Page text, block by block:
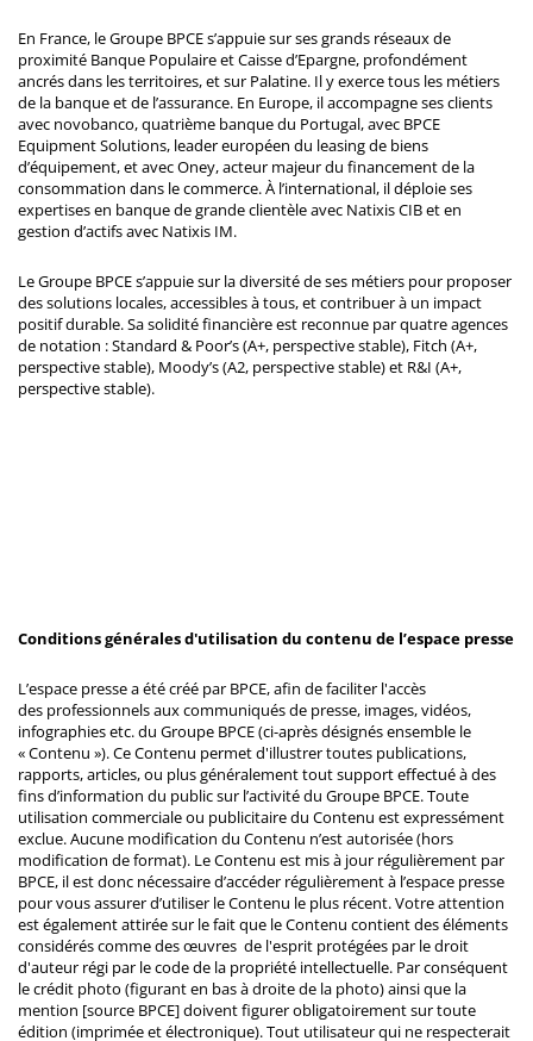
En France, le Groupe BPCE s’appuie sur ses grands réseaux de
proximité Banque Populaire et Caisse d’Epargne, profondément
ancrés dans les territoires, et sur Palatine. Il y exerce tous les métiers
de la banque et de l’assurance. En Europe, il accompagne ses clients
avec novobanco, quatrième banque du Portugal, avec BPCE
Equipment Solutions, leader européen du leasing de biens
d’équipement, et avec Oney, acteur majeur du financement de la
consommation dans le commerce. À l’international, il déploie ses
expertises en banque de grande clientèle avec Natixis CIB et en
gestion d’actifs avec Natixis IM.
Le Groupe BPCE s’appuie sur la diversité de ses métiers pour proposer
des solutions locales, accessibles à tous, et contribuer à un impact
positif durable. Sa solidité financière est reconnue par quatre agences
de notation : Standard & Poor’s (A+, perspective stable), Fitch (A+,
perspective stable), Moody’s (A2, perspective stable) et R&I (A+,
perspective stable).
Conditions générales d'utilisation du contenu de l’espace presse
L’espace presse a été créé par BPCE, afin de faciliter l'accès
des professionnels aux communiqués de presse, images, vidéos,
infographies etc. du Groupe BPCE (ci-après désignés ensemble le
« Contenu »). Ce Contenu permet d'illustrer toutes publications,
rapports, articles, ou plus généralement tout support effectué à des
fins d’information du public sur l’activité du Groupe BPCE. Toute
utilisation commerciale ou publicitaire du Contenu est expressément
exclue. Aucune modification du Contenu n’est autorisée (hors
modification de format). Le Contenu est mis à jour régulièrement par
BPCE, il est donc nécessaire d’accéder régulièrement à l’espace presse
pour vous assurer d’utiliser le Contenu le plus récent. Votre attention
est également attirée sur le fait que le Contenu contient des éléments
considérés comme des œuvres de l'esprit protégées par le droit
d'auteur régi par le code de la propriété intellectuelle. Par conséquent
le crédit photo (figurant en bas à droite de la photo) ainsi que la
mention [source BPCE] doivent figurer obligatoirement sur toute
édition (imprimée et électronique). Tout utilisateur qui ne respecterait